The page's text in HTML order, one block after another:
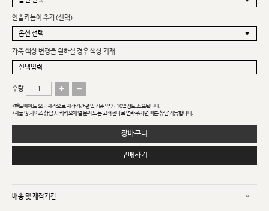
인솔키높이 추가(선택)
가죽 색상 변경을 원하실 경우 색상 기재
수량
*핸드메이드 오더 제작으로 제작기간 평일 기준 약 7~10일정도 소요됩니다.
*제품 및 사이즈 상담 시 카카오채널 문의 또는 고객센터로 연락주시면 빠른 상담 가능합니다.
장바구니
구매하기
배송 및 제작기간